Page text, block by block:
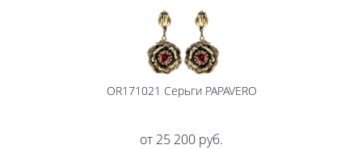
OR171021 Серьги PAPAVERO
от 25 200 руб.